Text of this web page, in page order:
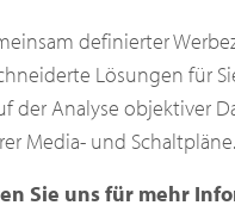
definierter
Lösungen für
der Analyse objektiver
Media- und Schaltpläne.
Sie uns für mehr